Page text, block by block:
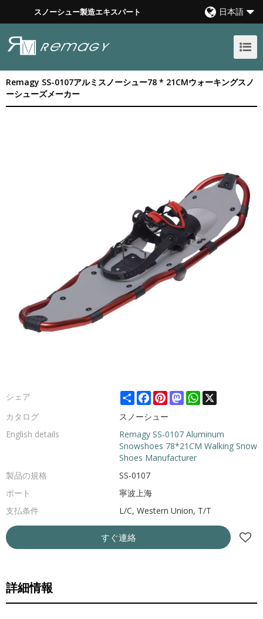
スノーシュー製造エキスパート 日本語
Remagy SS-0107アルミスノーシュー78 * 21CMウォーキングスノ
ーシューズメーカー
シェア ShareFacebook
PinterestMastodonWhatsApp
X
カタログ
スノーシュー
English details
Remagy SS-0107 Aluminum
Snowshoes 78*21CM Walking Snow
Shoes Manufacturer
製品の規格
SS-0107
ポート
寧波上海
支払条件
L/C, Western Union, T/T
すぐ連絡
詳細情報